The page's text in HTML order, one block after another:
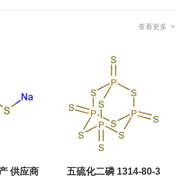
查看更多 >
供应商 五硫化二磷 1314-80-3